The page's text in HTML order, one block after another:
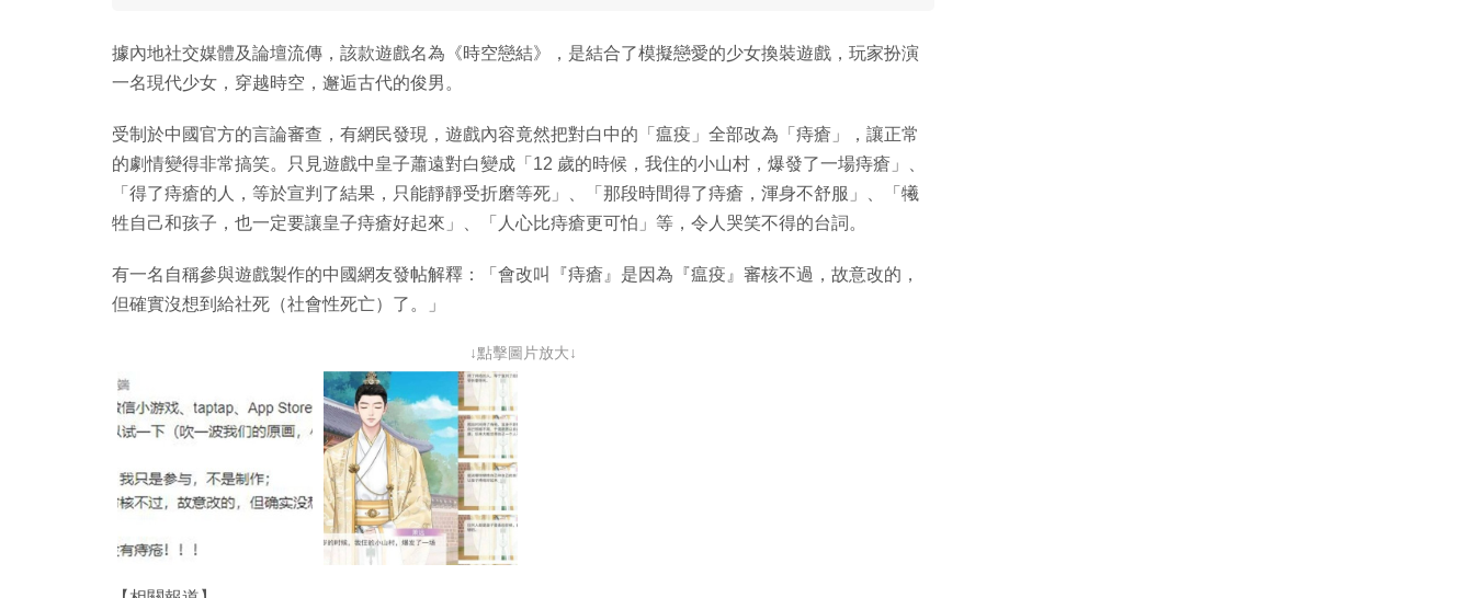
據內地社交媒體及論壇流傳，該款遊戲名為《時空戀結》，是結合了模擬戀愛的少女換裝遊戲，玩家扮演
一名現代少女，穿越時空，邂逅古代的俊男。
受制於中國官方的言論審查，有網民發現，遊戲內容竟然把對白中的「瘟疫」全部改為「痔瘡」，讓正常
的劇情變得非常搞笑。只見遊戲中皇子蕭遠對白變成「12 歲的時候，我住的小山村，爆發了一場痔瘡」、
「得了痔瘡的人，等於宣判了結果，只能靜靜受折磨等死」、「那段時間得了痔瘡，渾身不舒服」、「犧
牲自己和孩子，也一定要讓皇子痔瘡好起來」、「人心比痔瘡更可怕」等，令人哭笑不得的台詞。
有一名自稱參與遊戲製作的中國網友發帖解釋：「會改叫『痔瘡』是因為『瘟疫』審核不過，故意改的，
但確實沒想到給社死（社會性死亡）了。」
↓點擊圖片放大↓